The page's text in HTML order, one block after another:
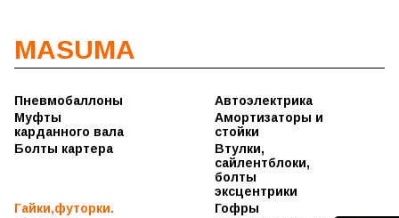
MASUMA
Пневмобаллоны
Автоэлектрика
Форсунки
Шлейфы
подрулевые
Сигналы
звуковые
Автолампы
Бензонасосы
Муфты
карданного вала
Амортизаторы и
стойки
Болты картера
Втулки,
сайлентблоки,
болты
эксцентрики
Болты
Гайки,футорки.
Гофры